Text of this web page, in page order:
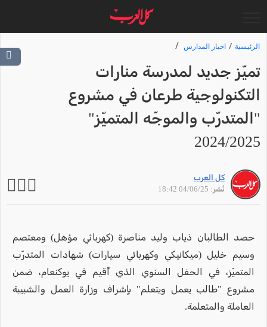
الرئيسية اخبار المدارس
تميّز جديد لمدرسة منارات
التكنولوجية طرعان في مشروع
"المتدرّب والموجّه المتميّز"
2024/2025
كل العرب
نُشر: 04/06/25 18:42
حصد الطالبان ذياب وليد مناصرة (كهربائي مؤهل) ومعتصم
وسيم خليل (ميكانيكي وكهربائي سيارات) شهادات المتدرّب
المتميّز، في الحفل السنوي الذي أُقيم في يوكنعام، ضمن
مشروع "طالب يعمل ويتعلم" بإشراف وزارة العمل والشبيبة
العاملة والمتعلمة.